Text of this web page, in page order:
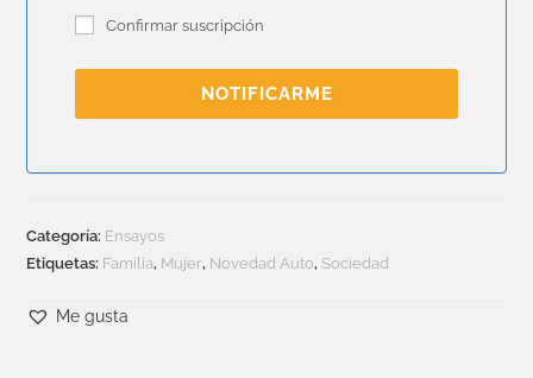
Confirmar suscripción
NOTIFICARME
Categoría: Ensayos
Etiquetas: Familia, Mujer, Novedad Auto,Sociedad
Me gusta